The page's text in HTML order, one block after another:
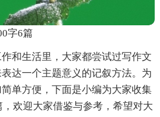
字6篇
和生活里，大家都尝试过写作文
达一个主题意义的记叙方法。为
单方便，下面是小编为大家收集
欢迎大家借鉴与参考，希望对大